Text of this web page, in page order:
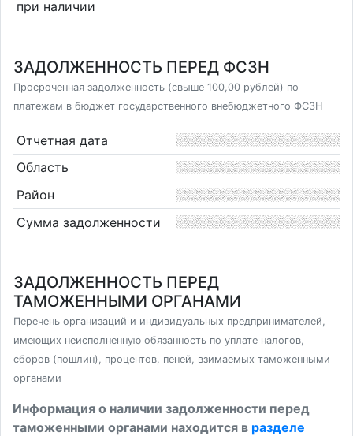
при наличии
ЗАДОЛЖЕННОСТЬ ПЕРЕД ФСЗН
Просроченная задолженность (свыше 100,00 рублей) по
платежам в бюджет государственного внебюджетного ФСЗН
Отчетная дата
Область
Район
Сумма задолженности
ЗАДОЛЖЕННОСТЬ ПЕРЕД
ТАМОЖЕННЫМИ ОРГАНАМИ
Перечень организаций и индивидуальных предпринимателей,
имеющих неисполненную обязанность по уплате налогов,
сборов (пошлин), процентов, пеней, взимаемых таможенными
органами
Информация о наличии задолженности перед
таможенными органами находится в разделе